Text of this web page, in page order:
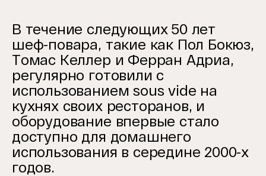
В течение следующих 50 лет
шеф-повара, такие как Пол Бокюз,
Томас Келлер и Ферран Адриа,
регулярно готовили с
использованием sous vide на
кухнях своих ресторанов, и
оборудование впервые стало
доступно для домашнего
использования в середине 2000-х
годов.